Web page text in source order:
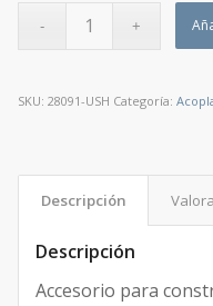
SKU: 28091-USH Categoría:
Descripción
Descripción
Accesorio para